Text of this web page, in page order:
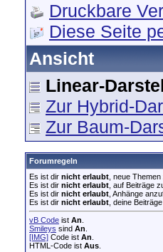
Druckbare
Diese Seite
Ansicht
Linear-
Zur Hybrid-
Zur Baum-
Forumregeln
Es ist dir nicht erlaubt , neue
Es ist dir nicht erlaubt , auf Beiträge
Es ist dir nicht erlaubt , Anhänge
Es ist dir nicht erlaubt , deine
vB Code ist An
Smileys sind An
[IMG] Code ist An
HTML-Code ist Aus